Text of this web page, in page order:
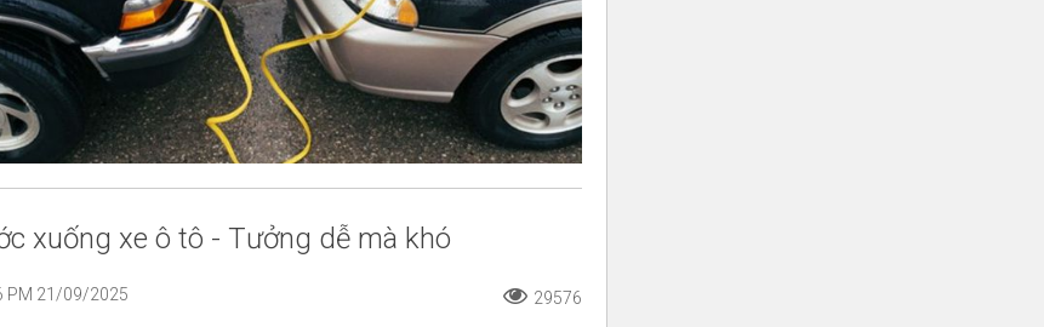
xuống xe ô tô - Tưởng dễ mà khó
PM 21/09/2025 29576